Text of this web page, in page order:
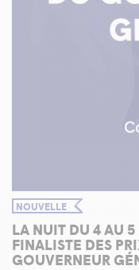
NOUVELLE
LA NUIT DU 4 AU
FINALISTE DES
GOUVERNEUR